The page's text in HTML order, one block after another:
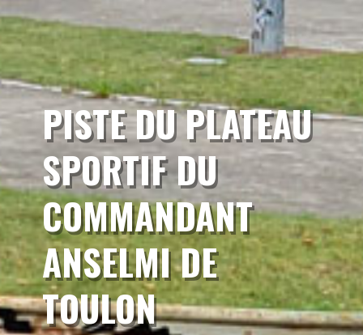
PISTE DU PLATEAU
SPORTIF DU
COMMANDANT
ANSELMI DE
TOULON